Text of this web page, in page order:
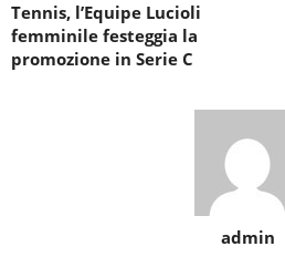
Tennis, l’Equipe Lucioli
femminile festeggia la
promozione in Serie C
admin